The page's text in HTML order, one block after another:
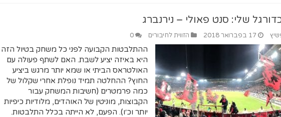
שלי: סנט פאולי – נירנברג
17 בפברואר 2018 הזווית לחיבורים 0
ההתלבטות הקבועה לפני כל משחק בטיול הזה
היא באיזה יציע לשבת. האם לשתף פעולה עם
האולטראס הביתי או שמא יותר מרגש ביציע
החוץ? ההחלטה תמיד נופלת אחרי שקלול של
כמה פרמטרים (חשיבות המשחק עבור
הקבוצות, מוניטין של האוהדים, מלודיות כיפיות
יותר וכ׳ו). הפעם, לא הייתה בכלל התלבטות.